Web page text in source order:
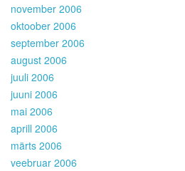
november 2006
oktoober 2006
september 2006
august 2006
juuli 2006
juuni 2006
mai 2006
aprill 2006
märts 2006
veebruar 2006